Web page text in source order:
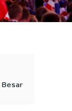
Besar